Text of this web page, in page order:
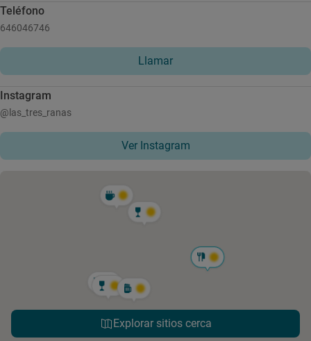
Teléfono
646046746
Llamar
Instagram
@las_tres_ranas
Ver Instagram
Explorar sitios cerca